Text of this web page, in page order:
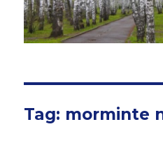
Tag: morminte